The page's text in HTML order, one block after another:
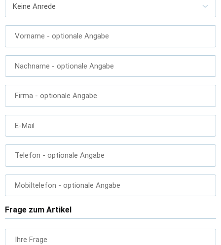
Vorname - optionale Angabe
Nachname - optionale Angabe
Firma - optionale Angabe
E-Mail
Telefon - optionale Angabe
Mobiltelefon - optionale Angabe
Frage zum Artikel
Ihre Frage